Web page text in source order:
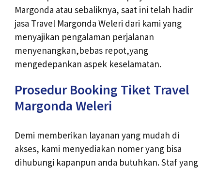
Margonda atau sebaliknya, saat ini telah hadir
jasa Travel Margonda Weleri dari kami yang
menyajikan pengalaman perjalanan
menyenangkan,bebas repot,yang
mengedepankan aspek keselamatan.
Prosedur Booking Tiket Travel
Margonda Weleri
Demi memberikan layanan yang mudah di
akses, kami menyediakan nomer yang bisa
dihubungi kapanpun anda butuhkan. Staf yang